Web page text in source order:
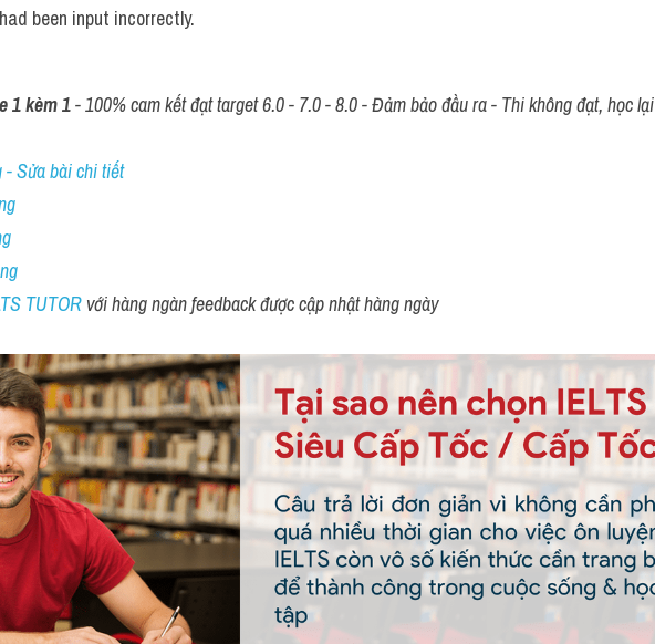
been input incorrectly.
1 kèm 1 - 100% cam kết đạt target 6.0 - 7.0 - 8.0 - Đảm bảo đầu ra - Thi không đạt, học lại
Sửa bài chi tiết
TUTOR với hàng ngàn feedback được cập nhật hàng ngày